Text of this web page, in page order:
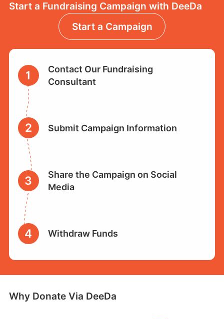
Start a Fundraising Campaign with DeeDa
Start a Campaign
1
Contact Our Fundraising
Consultant
2 Submit Campaign Information
3
Share the Campaign on Social
Media
4 Withdraw Funds
Why Donate Via DeeDa